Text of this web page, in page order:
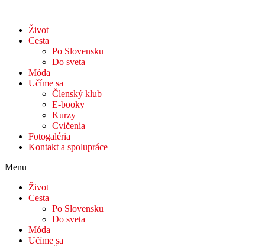
Život
Cesta
Po Slovensku
Do sveta
Móda
Učíme sa
Členský klub
E-booky
Kurzy
Cvičenia
Fotogaléria
Kontakt a spolupráce
Menu
Život
Cesta
Po Slovensku
Do sveta
Móda
Učíme sa